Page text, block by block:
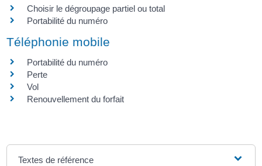
Choisir le dégroupage partiel ou total
Portabilité du numéro
Téléphonie mobile
Portabilité du numéro
Perte
Vol
Renouvellement du forfait
Textes de référence